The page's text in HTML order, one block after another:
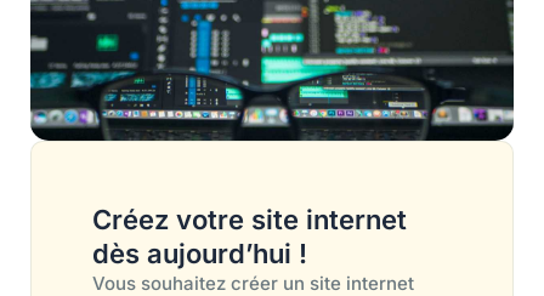
Créez votre site internet
dès aujourd’hui !
Vous souhaitez créer un site internet